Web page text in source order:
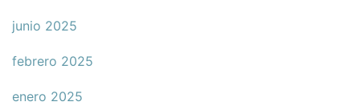
junio 2025
febrero 2025
enero 2025